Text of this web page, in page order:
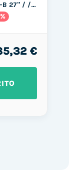
B 27" / /…
€